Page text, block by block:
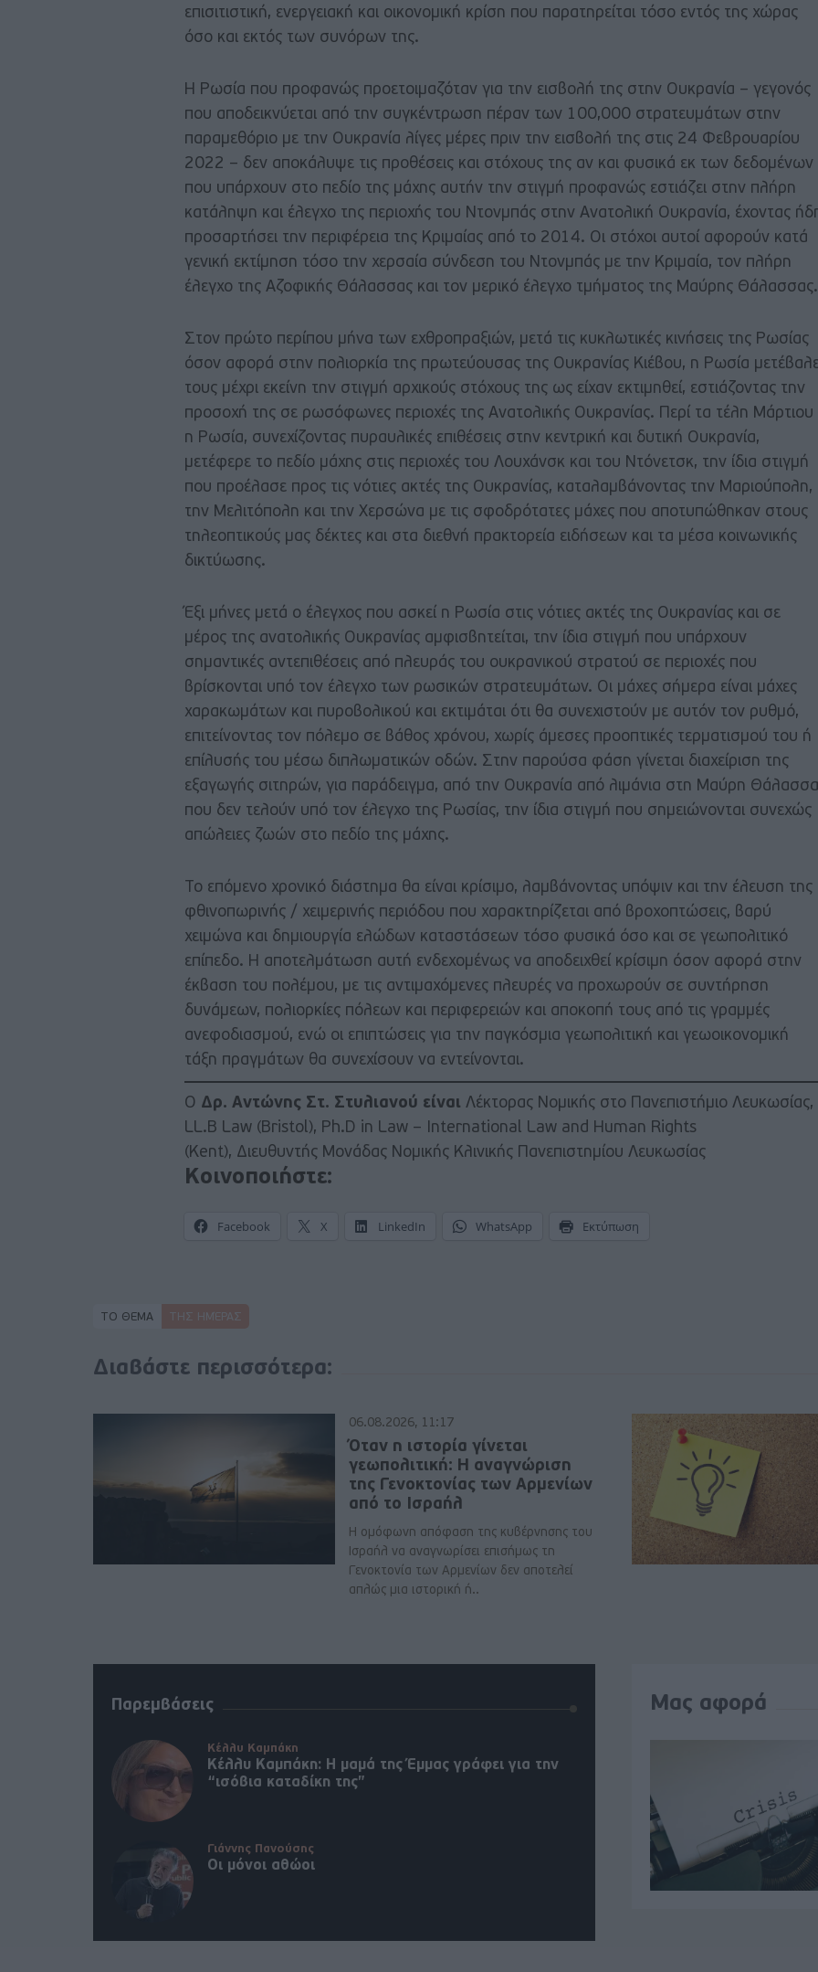
επισιτιστική, ενεργειακή και οικονομική κρίση που παρατηρείται τόσο εντός της χώρας
όσο και εκτός των συνόρων της.
Η Ρωσία που προφανώς προετοιμαζόταν για την εισβολή της στην Ουκρανία – γεγονός
που αποδεικνύεται από την συγκέντρωση πέραν των 100,000 στρατευμάτων στην
παραμεθόριο με την Ουκρανία λίγες μέρες πριν την εισβολή της στις 24 Φεβρουαρίου
2022 – δεν αποκάλυψε τις προθέσεις και στόχους της αν και φυσικά εκ των δεδομένων
που υπάρχουν στο πεδίο της μάχης αυτήν την στιγμή προφανώς εστιάζει στην πλήρη
κατάληψη και έλεγχο της περιοχής του Ντονμπάς στην Ανατολική Ουκρανία, έχοντας
προσαρτήσει την περιφέρεια της Κριμαίας από το 2014. Οι στόχοι αυτοί αφορούν κατά
γενική εκτίμηση τόσο την χερσαία σύνδεση του Ντονμπάς με την Κριμαία, τον πλήρη
έλεγχο της Αζοφικής Θάλασσας και τον μερικό έλεγχο τμήματος της Μαύρης
Στον πρώτο περίπου μήνα των εχθροπραξιών, μετά τις κυκλωτικές κινήσεις της Ρωσίας
όσον αφορά στην πολιορκία της πρωτεύουσας της Ουκρανίας Κιέβου, η Ρωσία
τους μέχρι εκείνη την στιγμή αρχικούς στόχους της ως είχαν εκτιμηθεί, εστιάζοντας την
προσοχή της σε ρωσόφωνες περιοχές της Ανατολικής Ουκρανίας. Περί τα τέλη Μάρτιου
η Ρωσία, συνεχίζοντας πυραυλικές επιθέσεις στην κεντρική και δυτική Ουκρανία,
μετέφερε το πεδίο μάχης στις περιοχές του Λουχάνσκ και του Ντόνετσκ, την ίδια στιγμή
που προέλασε προς τις νότιες ακτές της Ουκρανίας, καταλαμβάνοντας την Μαριούπολη,
την Μελιτόπολη και την Χερσώνα με τις σφοδρότατες μάχες που αποτυπώθηκαν στους
τηλεοπτικούς μας δέκτες και στα διεθνή πρακτορεία ειδήσεων και τα μέσα κοινωνικής
δικτύωσης.
Έξι μήνες μετά ο έλεγχος που ασκεί η Ρωσία στις νότιες ακτές της Ουκρανίας και σε
μέρος της ανατολικής Ουκρανίας αμφισβητείται, την ίδια στιγμή που υπάρχουν
σημαντικές αντεπιθέσεις από πλευράς του ουκρανικού στρατού σε περιοχές που
βρίσκονται υπό τον έλεγχο των ρωσικών στρατευμάτων. Οι μάχες σήμερα είναι μάχες
χαρακωμάτων και πυροβολικού και εκτιμάται ότι θα συνεχιστούν με αυτόν τον ρυθμό,
επιτείνοντας τον πόλεμο σε βάθος χρόνου, χωρίς άμεσες προοπτικές τερματισμού του ή
επίλυσής του μέσω διπλωματικών οδών. Στην παρούσα φάση γίνεται διαχείριση της
εξαγωγής σιτηρών, για παράδειγμα, από την Ουκρανία από λιμάνια στη Μαύρη Θάλασσα
που δεν τελούν υπό τον έλεγχο της Ρωσίας, την ίδια στιγμή που σημειώνονται συνεχώς
απώλειες ζωών στο πεδίο της μάχης.
Το επόμενο χρονικό διάστημα θα είναι κρίσιμο, λαμβάνοντας υπόψιν και την έλευση της
φθινοπωρινής / χειμερινής περιόδου που χαρακτηρίζεται από βροχοπτώσεις, βαρύ
χειμώνα και δημιουργία ελώδων καταστάσεων τόσο φυσικά όσο και σε γεωπολιτικό
επίπεδο. Η αποτελμάτωση αυτή ενδεχομένως να αποδειχθεί κρίσιμη όσον αφορά στην
έκβαση του πολέμου, με τις αντιμαχόμενες πλευρές να προχωρούν σε συντήρηση
δυνάμεων, πολιορκίες πόλεων και περιφερειών και αποκοπή τους από τις γραμμές
ανεφοδιασμού, ενώ οι επιπτώσεις για την παγκόσμια γεωπολιτική και γεωοικονομική
τάξη πραγμάτων θα συνεχίσουν να εντείνονται.
Ο Δρ. Αντώνης Στ. Στυλιανού είναι Λέκτορας Νομικής στο Πανεπιστήμιο Λευκωσίας,
LL.B Law (Bristol), Ph.D in Law – International Law and Human Rights
(Kent), Διευθυντής Μονάδας Νομικής Κλινικής Πανεπιστημίου Λευκωσίας
Κοινοποιήστε:
Facebook X LinkedIn WhatsApp Εκτύπωση
ΤΟ ΘΕΜΑ ΤΗΣ ΗΜΈΡΑΣ
Διαβάστε περισσότερα:
06.08.2026, 11:17
Όταν η ιστορία γίνεται
γεωπολιτική: Η αναγνώριση
της Γενοκτονίας των Αρμενίων
από το Ισραήλ
Η ομόφωνη απόφαση της κυβέρνησης του
Ισραήλ να αναγνωρίσει επισήμως τη
Γενοκτονία των Αρμενίων δεν αποτελεί
απλώς μια ιστορική ή..
Παρεμβάσεις
Κέλλυ Καμπάκη
Κέλλυ Καμπάκη: Η μαμά της Έμμας γράφει για την
“ισόβια καταδίκη της”
Γιάννης Πανούσης
Οι μόνοι αθώοι
Μας αφορά